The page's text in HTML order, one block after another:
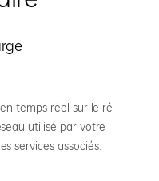
temps réel sur le ré
utilisé par votre
services associés.